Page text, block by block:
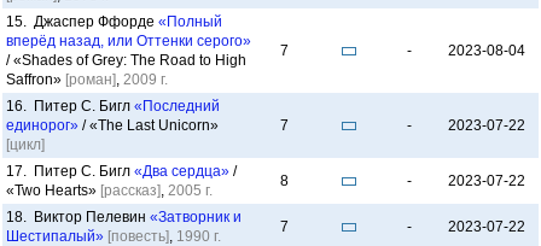
15. Джаспер Ффорде «Полный
вперёд назад, или Оттенки серого»
/ «Shades of Grey: The Road to High
Saffron» [роман], 2009 г.
7 - 2023-08-04
16. Питер С. Бигл «Последний
единорог» / «The Last Unicorn»
[цикл]
7 - 2023-07-22
17. Питер С. Бигл «Два сердца» /
«Two Hearts» [рассказ], 2005 г.
8 - 2023-07-22
18. Виктор Пелевин «Затворник и
Шестипалый» [повесть], 1990 г.
7 - 2023-07-22